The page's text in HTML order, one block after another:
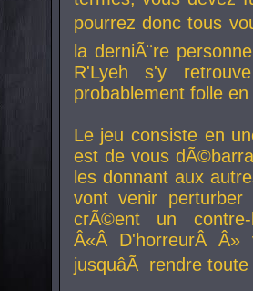
pourrez donc tous
la derniÃ¨re
R'Lyeh s'y
probablement folle
Le jeu consiste en
est de vous
les donnant aux
vont venir perturber
crÃ©ent un
Â«Â D'horreurÂ
jusquâÃ rendre